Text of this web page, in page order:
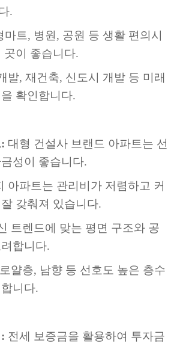
.
마트, 병원, 공원 등 생활 편의시
곳이 좋습니다.
발, 재건축, 신도시 개발 등 미래
확인합니다.
대형 건설사 브랜드 아파트는 선
성이 좋습니다.
아파트는 관리비가 저렴하고 커
갖춰져 있습니다.
트렌드에 맞는 평면 구조와 공
합니다.
로얄층, 남향 등 선호도 높은 층수
니다.
전세 보증금을 활용하여 투자금